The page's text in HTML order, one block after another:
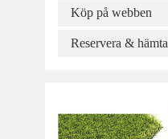
Köp på webben
Reservera & hämta